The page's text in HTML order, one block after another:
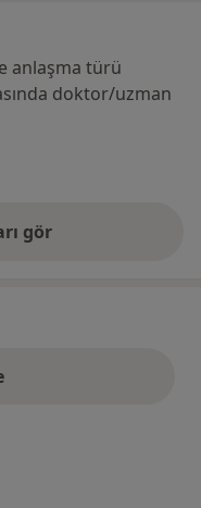
anlaşma türü
doktor/uzman
gör